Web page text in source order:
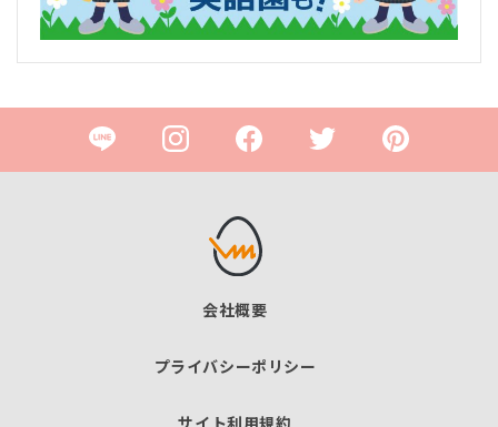
会社概要
プライバシーポリシー
サイト利用規約